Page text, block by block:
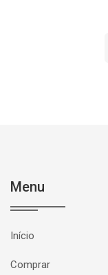
Menu
Início
Comprar